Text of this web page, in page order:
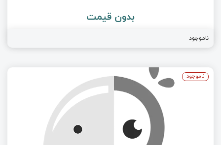
بدون قیمت
ناموجود
ناموجود